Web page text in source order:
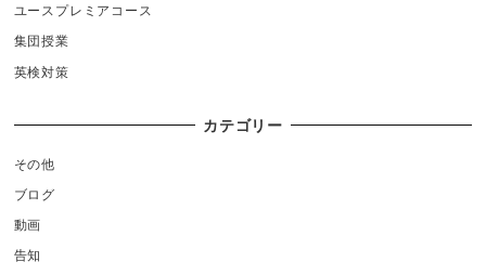
ユースプレミアコース
集団授業
英検対策
カテゴリー
その他
ブログ
動画
告知